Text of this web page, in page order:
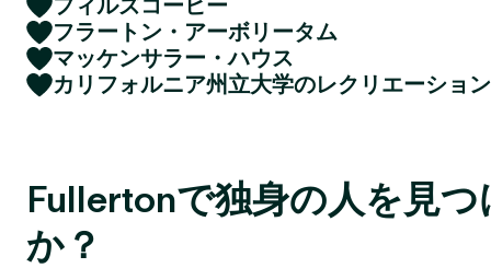
フィルズコーヒー
フラートン・アーボリータム
マッケンサラー・ハウス
カリフォルニア州立大学のレクリエーショ
Fullertonで独身の人を見
か？